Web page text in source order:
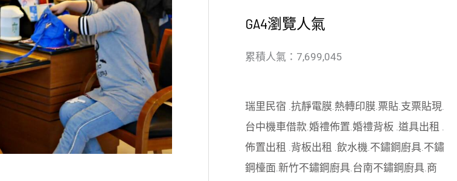
GA4瀏覽人氣
累積人氣：7,699,045
瑞里民宿 抗靜電膜. 熱轉印膜. 票貼. 支票貼現
台中機車借款 婚禮佈置 婚禮背板 道具出租
佈置出租 背板出租 飲水機 不鏽鋼廚具. 不鏽
鋼檯面 新竹不鏽鋼廚具. 台南不鏽鋼廚具. 商